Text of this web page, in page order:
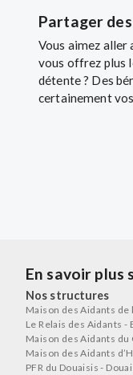
Partager
Vous aimez aller
vous offrez plus
détente ? Des
certainement
En savoir plus
Nos structures
Maison des Aidants de
Le Relais des Aidants -
Maison des Aidants du
Maison des Aidants
PFR du Douaisis - Douai